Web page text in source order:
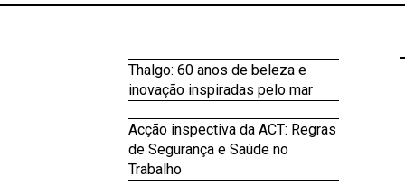
Thalgo: 60 anos de beleza e
inovação inspiradas pelo mar
Acção inspectiva da ACT: Regras
de Segurança e Saúde no
Trabalho